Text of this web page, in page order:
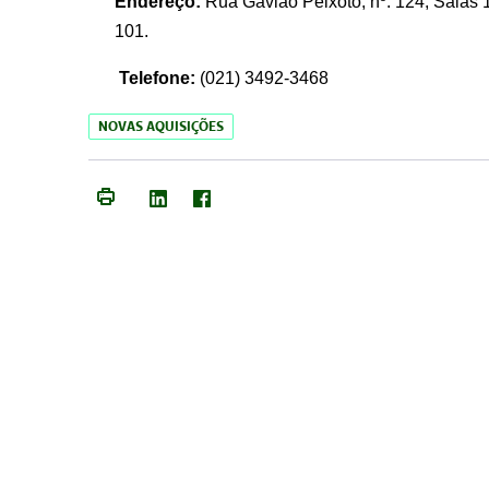
101.
Telefone: (021) 3492-3468
NOVAS AQUISIÇÕES